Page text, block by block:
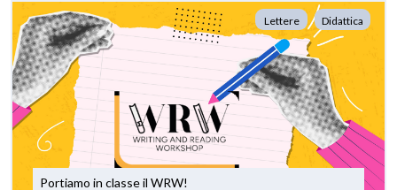
Lettere Didattica
Portiamo in classe il WRW!